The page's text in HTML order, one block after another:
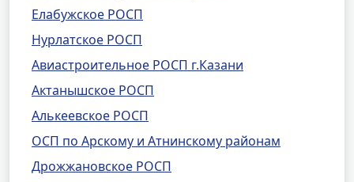
Елабужское РОСП
Нурлатское РОСП
Авиастроительное РОСП г.Казани
Актанышское РОСП
Алькеевское РОСП
ОСП по Арскому и Атнинскому районам
Дрожжановское РОСП